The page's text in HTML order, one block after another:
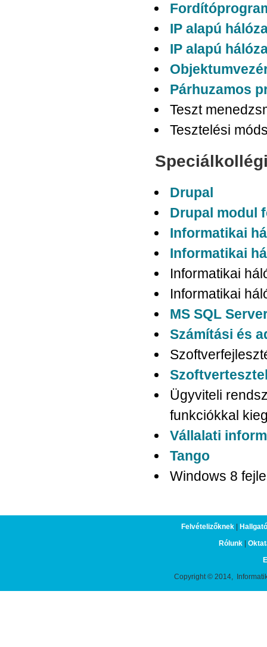
IP alapú
IP alapú
Párhuzamos
Teszt
Tesztelési
Drupal
Drupal modul
Informatikai
Informatikai
Informatikai
Informatikai
MS SQL
Számítási és
Ügyviteli
funkciókkal
Vállalati
Tango
Windows 8
Felvételizőknek|
Rólunk|
Copyright © 2014,